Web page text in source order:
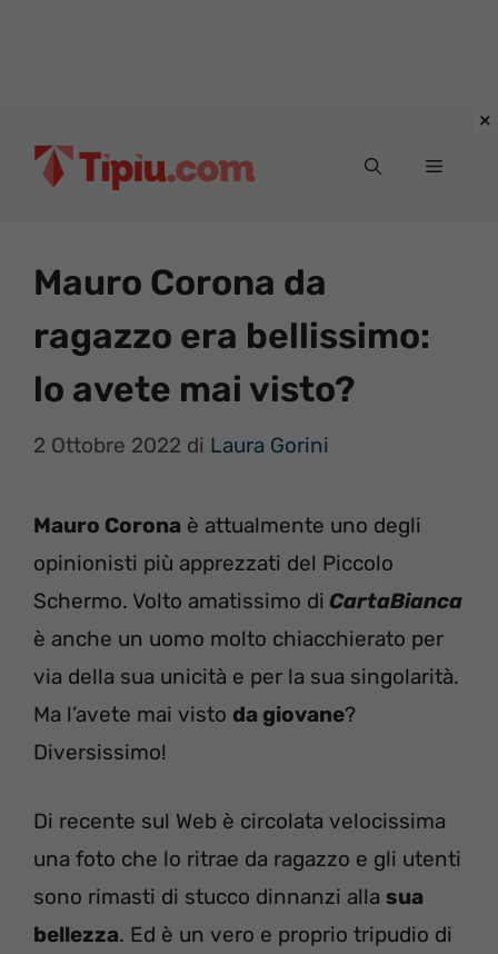
Menu
Mauro Corona da
ragazzo era bellissimo:
lo avete mai visto?
2 Ottobre 2022 di Laura Gorini
Mauro Corona è attualmente uno degli
opinionisti più apprezzati del Piccolo
Schermo. Volto amatissimo di CartaBianca
è anche un uomo molto chiacchierato per
via della sua unicità e per la sua singolarità.
Ma l’avete mai visto da giovane?
Diversissimo!
Di recente sul Web è circolata velocissima
una foto che lo ritrae da ragazzo e gli utenti
sono rimasti di stucco dinnanzi alla sua
bellezza. Ed è un vero e proprio tripudio di